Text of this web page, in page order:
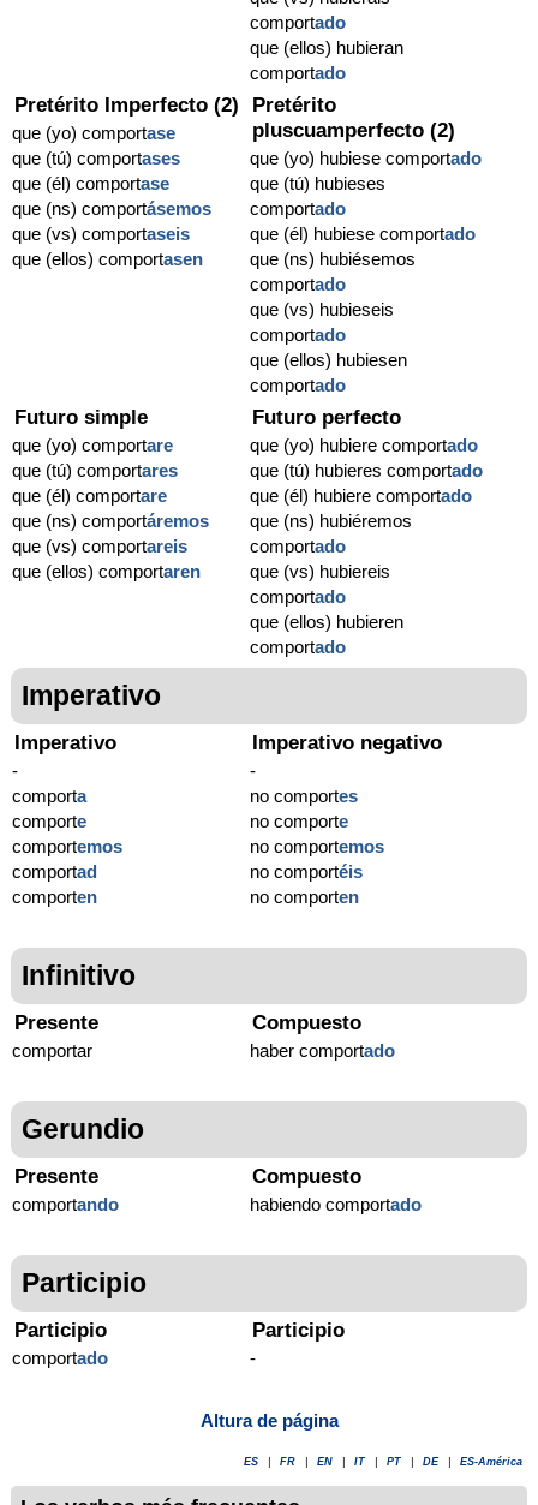
comportado
que (ellos) hubieran
comportado
Pretérito Imperfecto (2)
que (yo) comportase
que (tú) comportases
que (él) comportase
que (ns) comportásemos
que (vs) comportaseis
que (ellos) comportasen
Pretérito
pluscuamperfecto (2)
que (yo) hubiese comportado
que (tú) hubieses
comportado
que (él) hubiese comportado
que (ns) hubiésemos
comportado
que (vs) hubieseis
comportado
que (ellos) hubiesen
comportado
Futuro simple
que (yo) comportare
que (tú) comportares
que (él) comportare
que (ns) comportáremos
que (vs) comportareis
que (ellos) comportaren
Futuro perfecto
que (yo) hubiere comportado
que (tú) hubieres comportado
que (él) hubiere comportado
que (ns) hubiéremos
comportado
que (vs) hubiereis
comportado
que (ellos) hubieren
comportado
Imperativo
Imperativo
-
comporta
comporte
comportemos
comportad
comporten
Imperativo negativo
-
no comportes
no comporte
no comportemos
no comportéis
no comporten
Infinitivo
Presente
comportar
Compuesto
haber comportado
Gerundio
Presente
comportando
Compuesto
habiendo comportado
Participio
Participio
comportado
Participio
-
Altura de página
ES FR EN IT PT DE ES-América